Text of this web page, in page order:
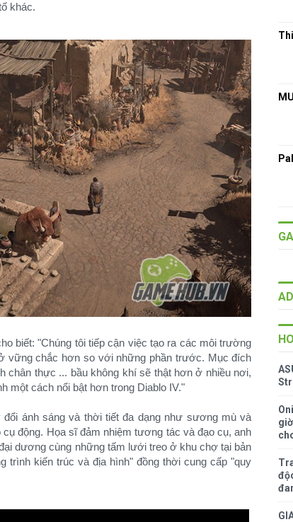
khác.
biết: "Chúng tôi tiếp cận việc tạo ra các môi trường
vững chắc hơn so với những phần trước. Mục đích
chân thực ... bầu không khí sẽ thật hơn ở nhiều nơi,
một cách nổi bật hơn trong Diablo IV."
ánh sáng và thời tiết đa dạng như sương mù và
động. Họa sĩ đảm nhiệm tương tác và đạo cụ, anh
dương cùng những tấm lưới treo ở khu chợ tại bản
trình kiến trúc và địa hình" đồng thời cung cấp "quy